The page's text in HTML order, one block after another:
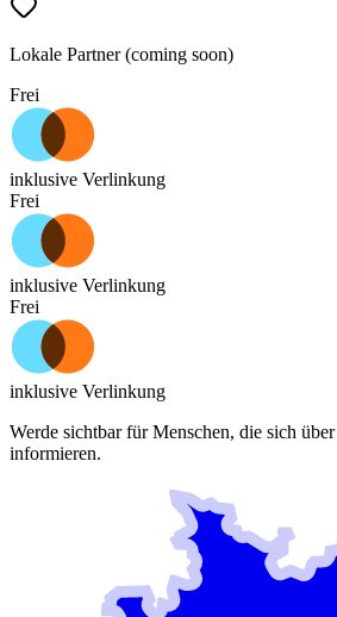
Lokale Partner (coming soon)
Frei
inklusive Verlinkung
Frei
inklusive Verlinkung
Frei
inklusive Verlinkung
Werde sichtbar für Menschen, die sich über
informieren.